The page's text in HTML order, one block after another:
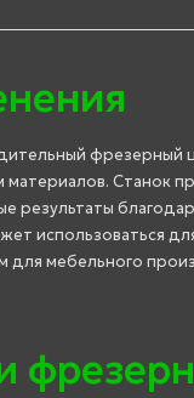
фрезерный
Станок
использоваться
мебельного